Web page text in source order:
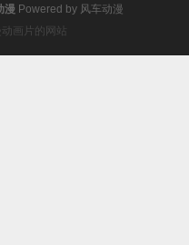
漫 Powered by 风车动漫
画片的网站